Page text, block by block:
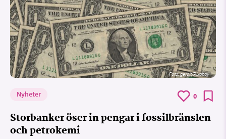
Foto:geralt/Pixabay
Nyheter 0
Storbanker öser in pengar i fossilbränslen
och petrokemi